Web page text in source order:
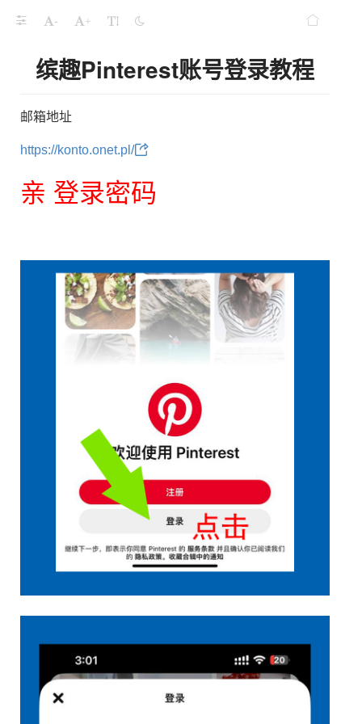
- +
缤趣Pinterest账号登录教程
邮箱地址
https://konto.onet.pl/
亲 登录密码